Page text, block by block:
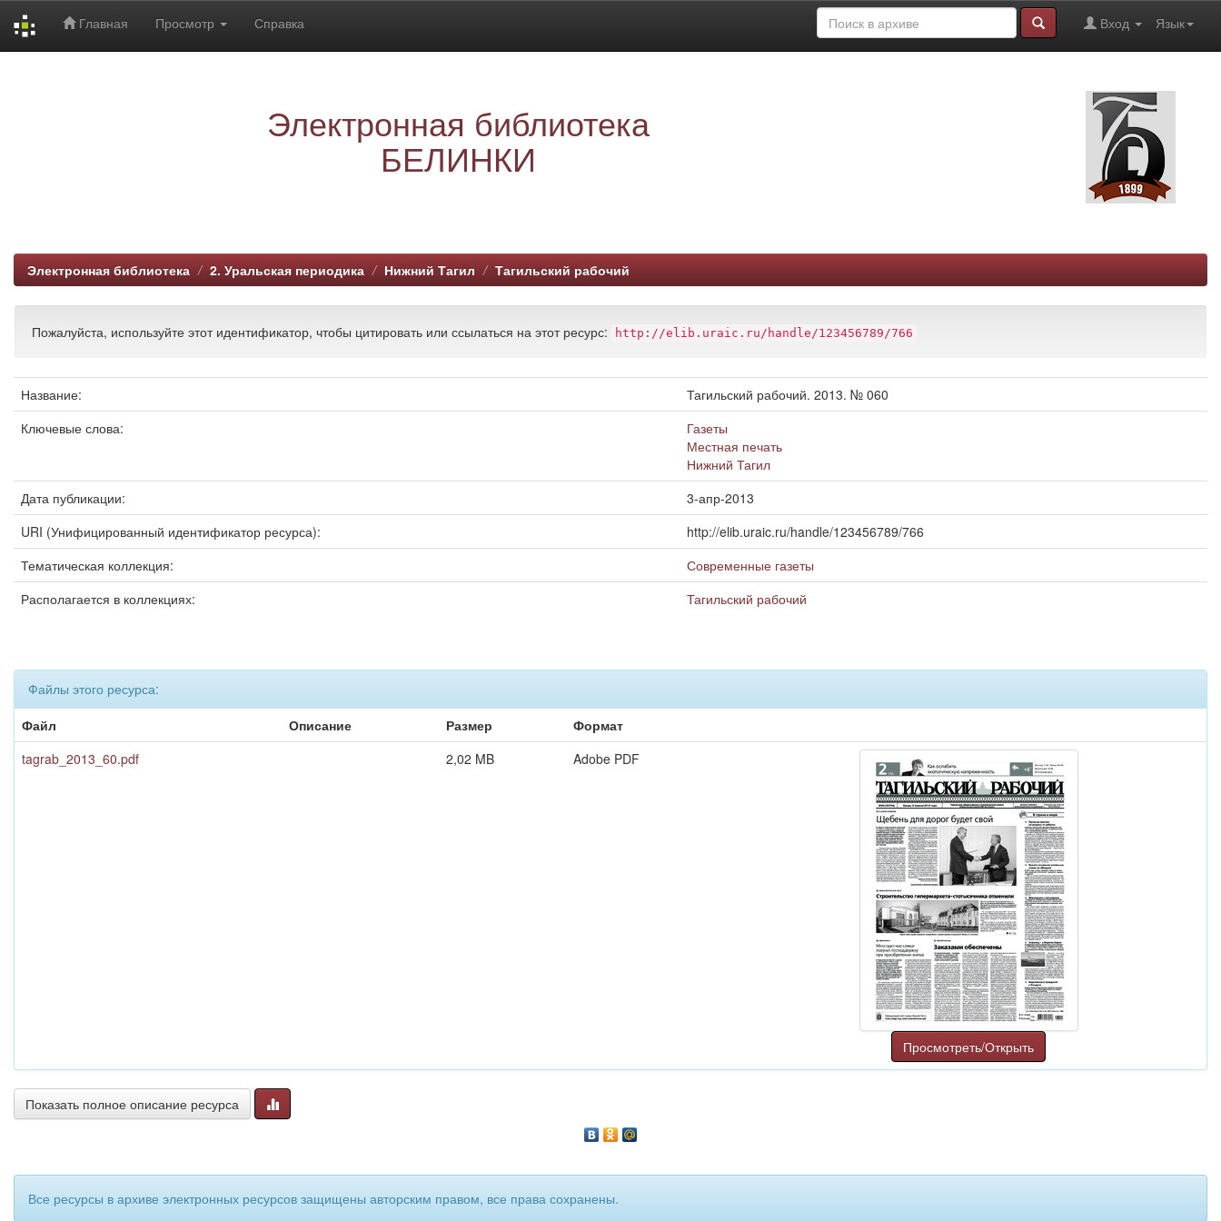
Главная Просмотр Справка Язык
Вход
Электронная библиотека
БЕЛИНКИ
Электронная библиотека 2. Уральская периодика Нижний Тагил Тагильский рабочий
Пожалуйста, используйте этот идентификатор, чтобы цитировать или ссылаться на этот ресурс: http://elib.uraic.ru/handle/123456789/766
Название:
Тагильский рабочий. 2013. № 060
Ключевые слова:
Газеты
Местная печать
Нижний Тагил
Дата публикации:
3-апр-2013
URI (Унифицированный идентификатор ресурса):
http://elib.uraic.ru/handle/123456789/766
Тематическая коллекция:
Современные газеты
Располагается в коллекциях:
Тагильский рабочий
Файлы этого ресурса:
Файл
Описание Размер
Формат
tagrab_2013_60.pdf
2,02 MB Adobe PDF
Просмотреть/Открыть
Показать полное описание ресурса
Все ресурсы в архиве электронных ресурсов защищены авторским правом, все права сохранены.